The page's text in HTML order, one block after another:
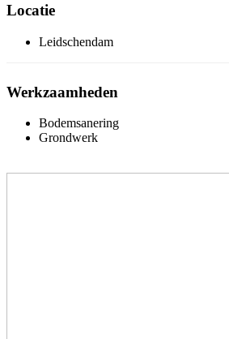
Locatie
Leidschendam
Werkzaamheden
Bodemsanering
Grondwerk